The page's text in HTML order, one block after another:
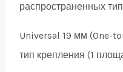
распространенных
Universal 19 мм (One-
тип крепления (1